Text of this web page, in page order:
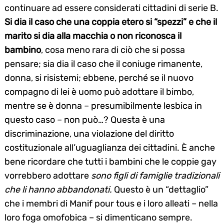
continuare ad essere considerati cittadini di serie B.
Si dia il caso che una coppia etero si “spezzi” e che il
marito si dia alla macchia o non riconosca il
bambino, cosa meno rara di ciò che si possa
pensare; sia dia il caso che il coniuge rimanente,
donna, si risistemi; ebbene, perché se il nuovo
compagno di lei è uomo può adottare il bimbo,
mentre se è donna – presumibilmente lesbica in
questo caso – non può…? Questa è una
discriminazione, una violazione del diritto
costituzionale all’uguaglianza dei cittadini. È anche
bene ricordare che tutti i bambini che le coppie gay
vorrebbero adottare sono figli di famiglie tradizionali
che li hanno abbandonati. Questo è un “dettaglio”
che i membri di Manif pour tous e i loro alleati – nella
loro foga omofobica – si dimenticano sempre.